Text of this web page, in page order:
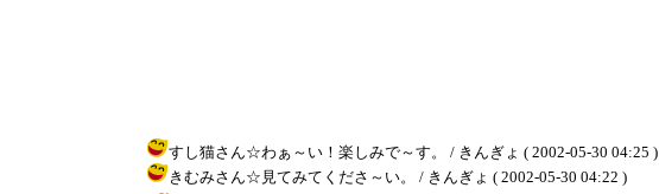
すし猫さん☆わぁ～い！楽しみで～す。 / きんぎょ ( 2002-05-30 04:25 )
きむみさん☆見てみてくださ～い。 / きんぎょ ( 2002-05-30 04:22 )